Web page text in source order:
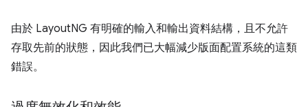
由於 LayoutNG 有明確的輸入和輸出資料結構，且不允許
存取先前的狀態，因此我們已大幅減少版面配置系統的這類
錯誤。